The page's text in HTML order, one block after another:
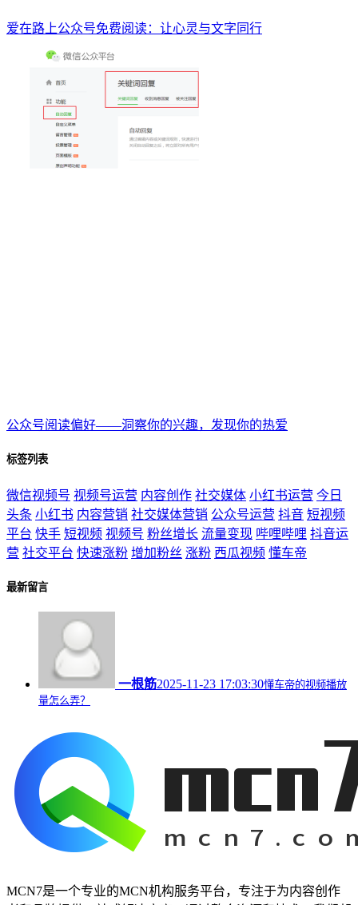
爱在路上公众号免费阅读：让心灵与文字同行
公众号阅读偏好——洞察你的兴趣，发现你的热爱
标签列表
微信视频号 视频号运营 内容创作 社交媒体 小红书运营 今日
头条 小红书 内容营销 社交媒体营销 公众号运营 抖音 短视频
平台 快手 短视频 视频号 粉丝增长 流量变现 哔哩哔哩 抖音运
营 社交平台 快速涨粉 增加粉丝 涨粉 西瓜视频 懂车帝
最新留言
一根筋2025-11-23 17:03:30懂车帝的视频播放
量怎么弄？
MCN7是一个专业的MCN机构服务平台，专注于为内容创作